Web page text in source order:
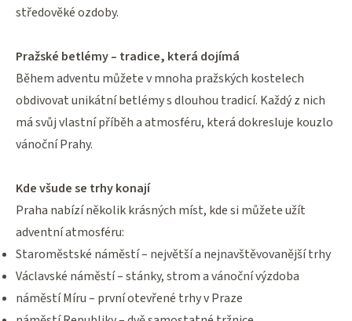
středověké ozdoby.
Pražské betlémy – tradice, která dojímá
Během adventu můžete v mnoha pražských kostelech
obdivovat unikátní betlémy s dlouhou tradicí. Každý z nich
má svůj vlastní příběh a atmosféru, která dokresluje kouzlo
vánoční Prahy.
Kde všude se trhy konají
Praha nabízí několik krásných míst, kde si můžete užít
adventní atmosféru:
Staroměstské náměstí – největší a nejnavštěvovanější trhy
Václavské náměstí – stánky, strom a vánoční výzdoba
náměstí Míru – první otevřené trhy v Praze